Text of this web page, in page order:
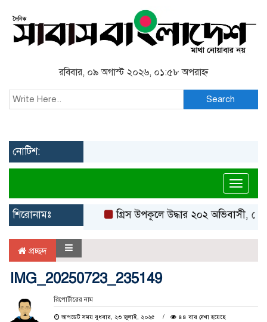
রবিবার, ০৯ অগাস্ট ২০২৬, ০১:৫৮ অপরাহ্ন
Search
নোটিশ:
শিরোনামঃ গ্রিস উপকূলে উদ্ধার ২০২ অভিবাসী,
প্রচ্ছদ
IMG_20250723_235149
রিপোর্টারের নাম
আপডেট সময় বুধবার, ২৩ জুলাই, ২০২৫ ৪৪ বার দেখা হয়েছে